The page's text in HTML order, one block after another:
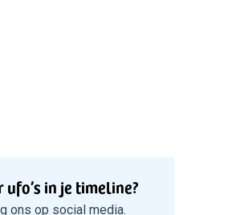
ufo’s in je timeline?
ons op social media.